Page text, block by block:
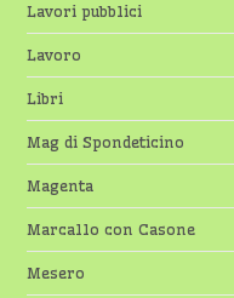
Lavori pubblici
Lavoro
Libri
Mag di Spondeticino
Magenta
Marcallo con Casone
Mesero